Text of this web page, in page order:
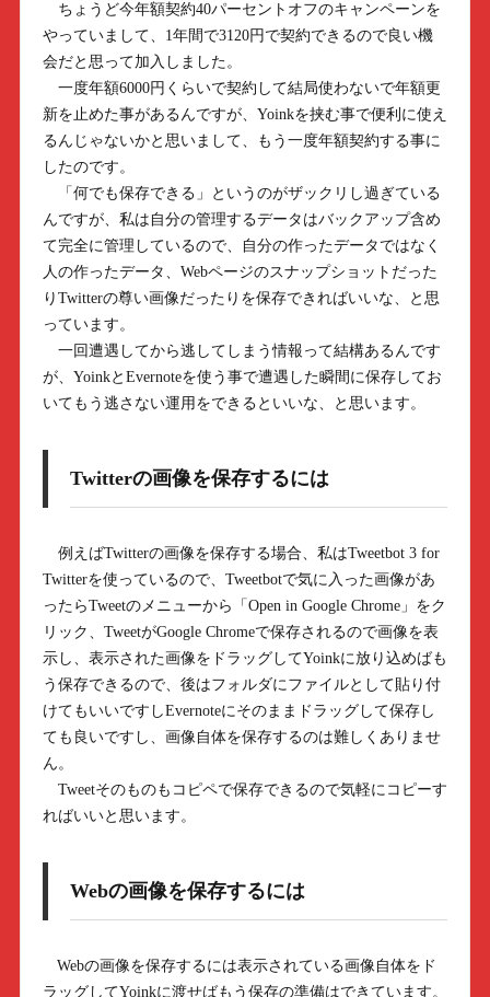
ちょうど今年額契約40パーセントオフのキャンペーンを
やっていまして、1年間で3120円で契約できるので良い機
会だと思って加入しました。
一度年額6000円くらいで契約して結局使わないで年額更
新を止めた事があるんですが、Yoinkを挟む事で便利に使え
るんじゃないかと思いまして、もう一度年額契約する事に
したのです。
「何でも保存できる」というのがザックリし過ぎている
んですが、私は自分の管理するデータはバックアップ含め
て完全に管理しているので、自分の作ったデータではなく
人の作ったデータ、Webページのスナップショットだった
りTwitterの尊い画像だったりを保存できればいいな、と思
っています。
一回遭遇してから逃してしまう情報って結構あるんです
が、YoinkとEvernoteを使う事で遭遇した瞬間に保存してお
いてもう逃さない運用をできるといいな、と思います。
Twitterの画像を保存するには
例えばTwitterの画像を保存する場合、私はTweetbot 3 for
Twitterを使っているので、Tweetbotで気に入った画像があ
ったらTweetのメニューから「Open in Google Chrome」をク
リック、TweetがGoogle Chromeで保存されるので画像を表
示し、表示された画像をドラッグしてYoinkに放り込めばも
う保存できるので、後はフォルダにファイルとして貼り付
けてもいいですしEvernoteにそのままドラッグして保存し
ても良いですし、画像自体を保存するのは難しくありませ
ん。
Tweetそのものもコピペで保存できるので気軽にコピーす
ればいいと思います。
Webの画像を保存するには
Webの画像を保存するには表示されている画像自体をド
ラッグしてYoinkに渡せばもう保存の準備はできています。